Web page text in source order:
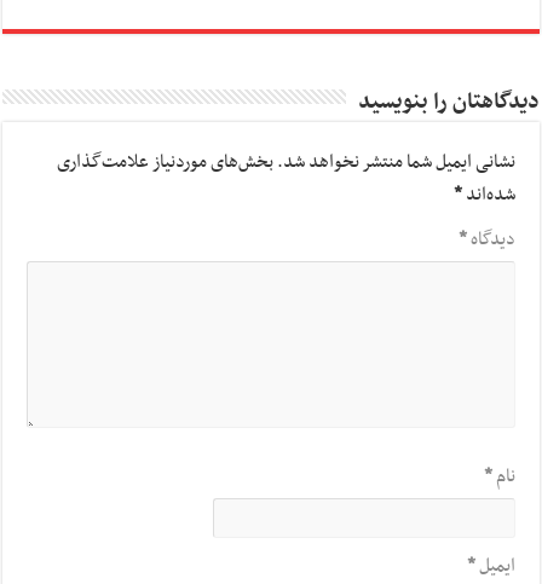
دیدگاهتان را بنویسید
نشانی ایمیل شما منتشر نخواهد شد.بخش‌های موردنیاز علامت‌گذاری
شده‌اند*
دیدگاه*
نام*
ایمیل*